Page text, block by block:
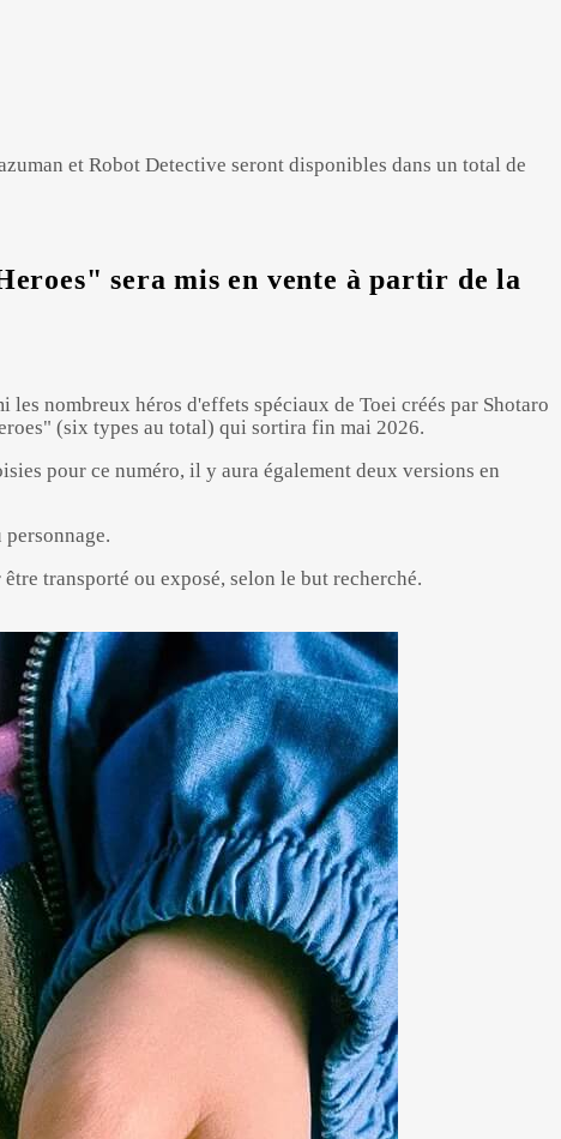
et Robot Detective seront disponibles dans un total de
sera mis en vente à partir de la
nombreux héros d'effets spéciaux de Toei créés par Shotaro
(six types au total) qui sortira fin mai 2026.
pour ce numéro, il y aura également deux versions en
transporté ou exposé, selon le but recherché.